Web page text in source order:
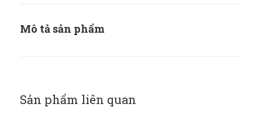
Mô tả sản phẩm
Sản phẩm liên quan